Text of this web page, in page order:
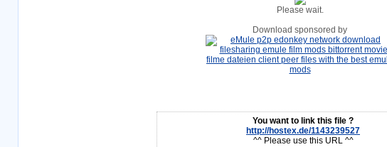
Please wait.
Download sponsored by
You want to link this file ?
http://hostex.de/1143239527
^^ Please use this URL ^^